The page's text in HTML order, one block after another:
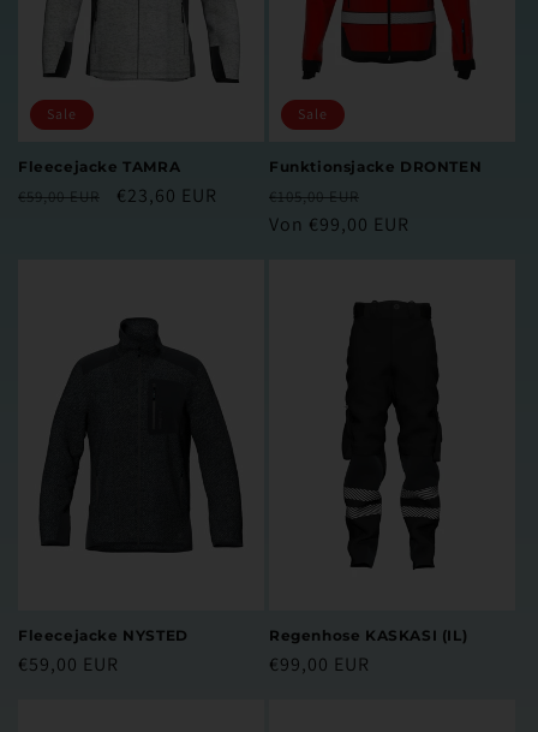
Sale
Fleecejacke TAMRA
Normaler
€59,00 EUR Verkaufspreis
€23,60 EUR
Sale
Funktionsjacke DRONTEN
Normaler
Preis
€105,00 EUR
Von €99,00 EUR
Fleecejacke NYSTED
Normaler
€59,00 EUR
Regenhose KASKASI (IL)
Normaler
€99,00 EUR